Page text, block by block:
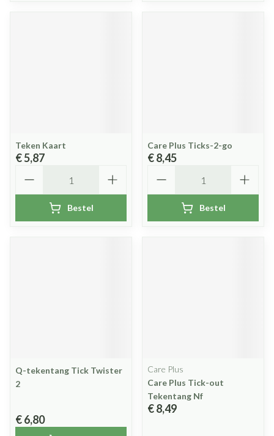
Teken Kaart
€ 5,87
Bestel
Care Plus Ticks-2-go
€ 8,45
Bestel
Q-tekentang Tick Twister
2
€ 6,80
Care Plus
Care Plus Tick-out
Tekentang Nf
€ 8,49